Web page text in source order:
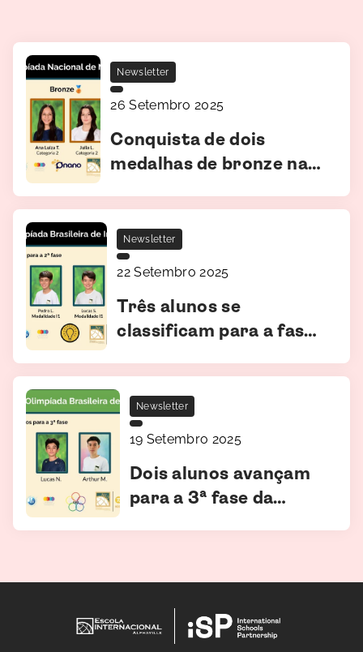
Newsletter
26 Setembro 2025
Conquista de dois
medalhas de bronze na
Nacional de
Nanotecnologia
(ONANO)
Newsletter
22 Setembro 2025
Três alunos se
classificam para a fase
Brasileira de
Informática (OBI)
Newsletter
19 Setembro 2025
Dois alunos avançam
para a 3ª fase da